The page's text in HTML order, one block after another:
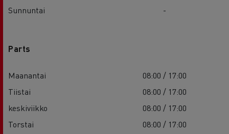
Sunnuntai
-
Parts
Maanantai
08:00 / 17:00
Tiistai
08:00 / 17:00
keskiviikko
08:00 / 17:00
Torstai
08:00 / 17:00